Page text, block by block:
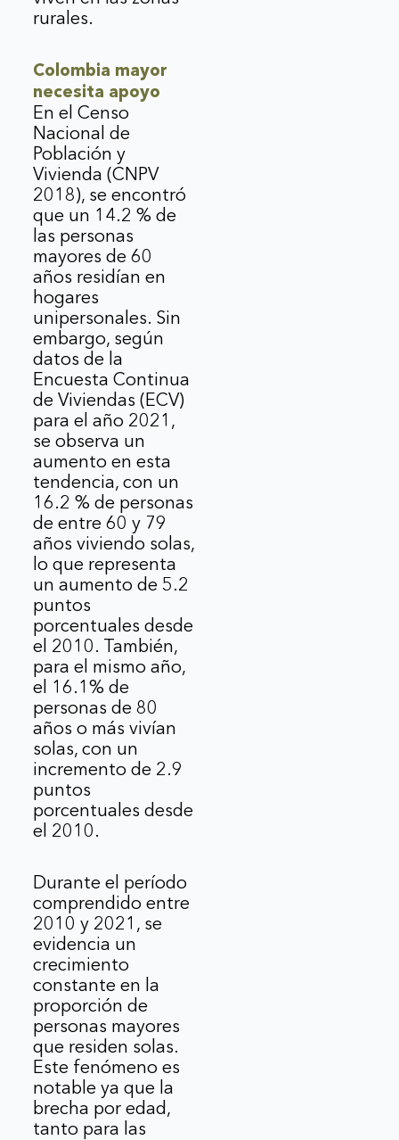
rurales.
Colombia mayor
necesita apoyo
En el Censo
Nacional de
Población y
Vivienda (CNPV
2018), se encontró
que un 14.2 % de
las personas
mayores de 60
años residían en
hogares
unipersonales. Sin
embargo, según
datos de la
Encuesta Continua
de Viviendas (ECV)
para el año 2021,
se observa un
aumento en esta
tendencia, con un
16.2 % de personas
de entre 60 y 79
años viviendo solas,
lo que representa
un aumento de 5.2
puntos
porcentuales desde
el 2010. También,
para el mismo año,
el 16.1% de
personas de 80
años o más vivían
solas, con un
incremento de 2.9
puntos
porcentuales desde
el 2010.
Durante el período
comprendido entre
2010 y 2021, se
evidencia un
crecimiento
constante en la
proporción de
personas mayores
que residen solas.
Este fenómeno es
notable ya que la
brecha por edad,
tanto para las